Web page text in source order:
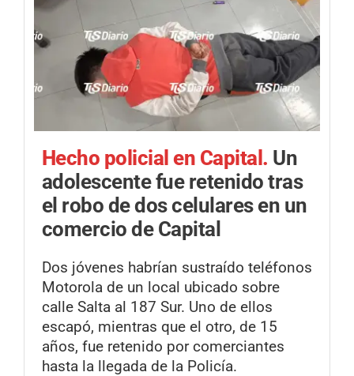
Hecho policial en Capital. Un
adolescente fue retenido tras
el robo de dos celulares en un
comercio de Capital
Dos jóvenes habrían sustraído teléfonos
Motorola de un local ubicado sobre
calle Salta al 187 Sur. Uno de ellos
escapó, mientras que el otro, de 15
años, fue retenido por comerciantes
hasta la llegada de la Policía.